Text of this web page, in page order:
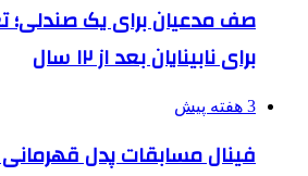
صف مدعیان برای یک صندلی؛
برای نابینایان بعد از ۱۲ سال
3 هفته پیش
فینال مسابقات پدل